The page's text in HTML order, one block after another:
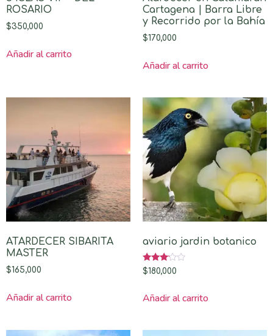
ROSARIO
$350,000
Añadir al carrito
Cartagena | Barra Libre
y Recorrido por la Bahía
$170,000
Añadir al carrito
ATARDECER SIBARITA
MASTER
$165,000
Añadir al carrito
aviario jardin botanico
Valorado
con
$180,000
Añadir al carrito